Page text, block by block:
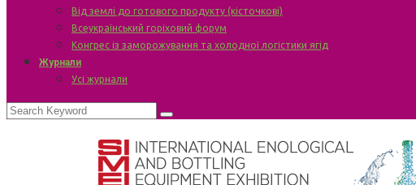
Від землі до готового продукту (кісточкові)
Всеукраїнський горіховий форум
Конгрес із заморожування та холодної логістики ягід
Журнали
Усі журнали